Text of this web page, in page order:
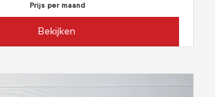
Prijs per maand
Bekijken